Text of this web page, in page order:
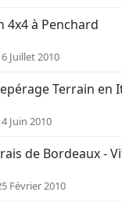
4x4 à Penchard
Juillet 2010
Terrain en
Juin 2010
de Bordeaux -
Février 2010